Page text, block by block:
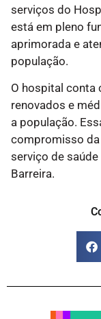
serviços do
está em pleno
aprimorada e
população.
O hospital conta
renovados e
a população.
compromisso
serviço de
Barreira.